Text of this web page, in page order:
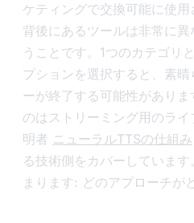
ケティングで交換可能に使
背後にあるツールは非常に
うことです。1つのカテゴリ
プションを選択すると、素
ーが終了する可能性があり
のはストリーミング用のラ
明者 ニューラルTTSの仕組み
る技術側をカバーしていま
まります: どのアプローチが